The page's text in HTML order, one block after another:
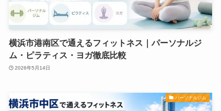
横浜市港南区で通えるフィットネス｜パーソナルジ
ム・ピラティス・ヨガ徹底比較
2026年5月14日
パーソナルジム